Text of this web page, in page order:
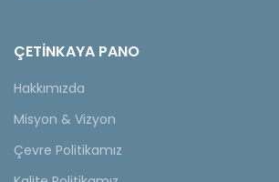
ÇETINKAYA PANO
Hakkımızda
Misyon & Vizyon
Çevre Politikamız